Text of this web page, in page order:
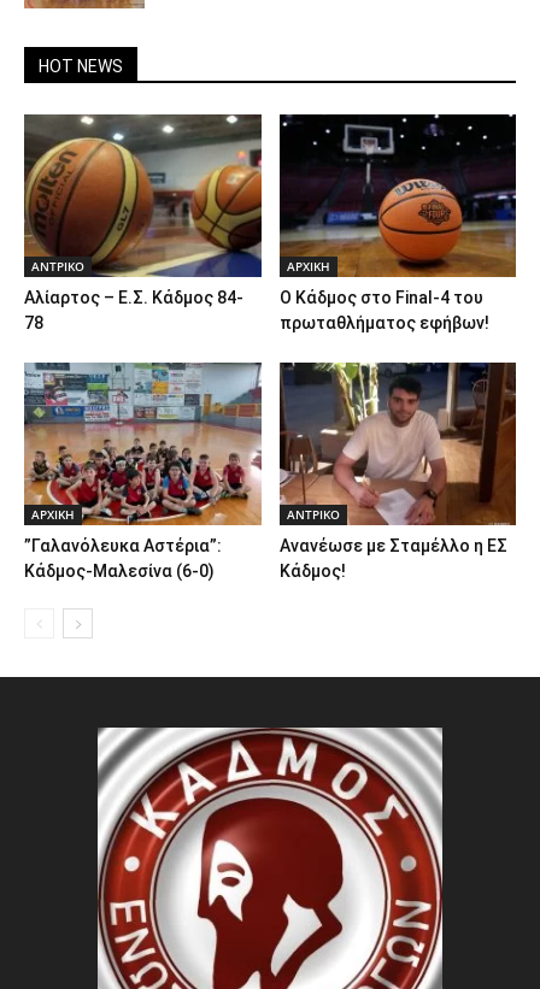
HOT NEWS
ΑΝTΡΙΚΟ
Αλίαρτος – Ε.Σ. Κάδμος 84-
78
ΑΡΧΙΚΗ
Ο Κάδμος στο Final-4 του
πρωταθλήματος εφήβων!
ΑΡΧΙΚΗ
”Γαλανόλευκα Αστέρια”:
Κάδμος-Μαλεσίνα (6-0)
ΑΝTΡΙΚΟ
Ανανέωσε με Σταμέλλο η ΕΣ
Κάδμος!